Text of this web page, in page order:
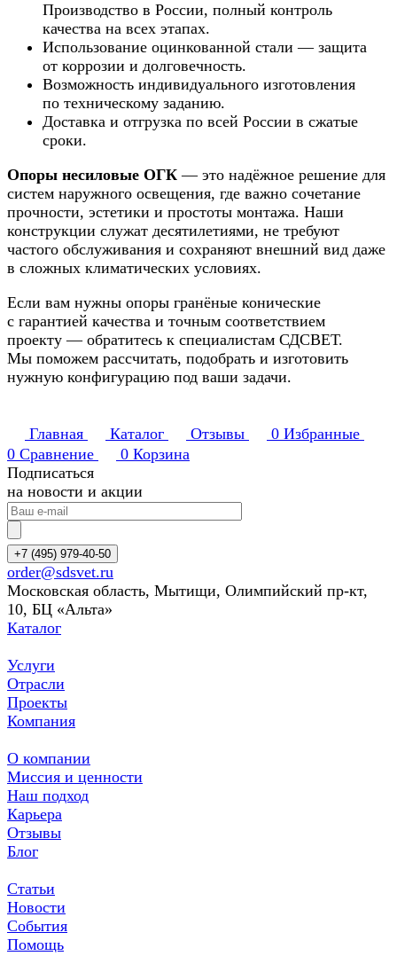
Производство в России, полный контроль
качества на всех этапах.
Использование оцинкованной стали — защита
от коррозии и долговечность.
Возможность индивидуального изготовления
по техническому заданию.
Доставка и отгрузка по всей России в сжатые
сроки.
Опоры несиловые ОГК — это надёжное решение для
систем наружного освещения, где важно сочетание
прочности, эстетики и простоты монтажа. Наши
конструкции служат десятилетиями, не требуют
частого обслуживания и сохраняют внешний вид даже
в сложных климатических условиях.
Если вам нужны опоры гранёные конические
с гарантией качества и точным соответствием
проекту — обратитесь к специалистам СДСВЕТ.
Мы поможем рассчитать, подобрать и изготовить
нужную конфигурацию под ваши задачи.
Главная Каталог Отзывы 0 Избранные
0 Сравнение 0 Корзина
Подписаться
на новости и акции
+7 (495) 979-40-50
order@sdsvet.ru
Московская область, Мытищи, Олимпийский пр-кт,
10, БЦ «Альта»
Каталог
Услуги
Отрасли
Проекты
Компания
О компании
Миссия и ценности
Наш подход
Карьера
Отзывы
Блог
Статьи
Новости
События
Помощь